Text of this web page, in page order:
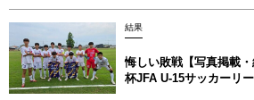
結果
悔しい敗戦【写真掲載
杯JFA U-15サッカーリ